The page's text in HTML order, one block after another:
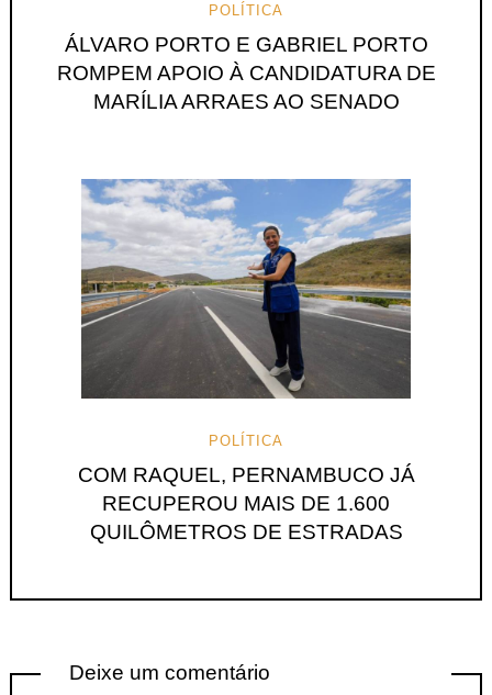
POLÍTICA
ÁLVARO PORTO E GABRIEL PORTO
ROMPEM APOIO À CANDIDATURA DE
MARÍLIA ARRAES AO SENADO
POLÍTICA
COM RAQUEL, PERNAMBUCO JÁ
RECUPEROU MAIS DE 1.600
QUILÔMETROS DE ESTRADAS
Deixe um comentário